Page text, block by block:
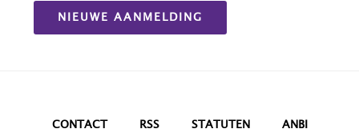
NIEUWE AANMELDING
CONTACT RSS STATUTEN
ANBI